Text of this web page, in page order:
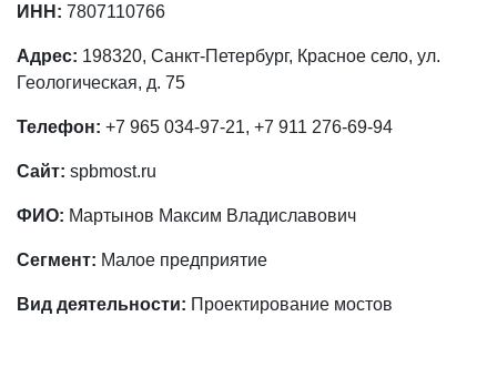
ИНН: 7807110766
Адрес: 198320, Санкт-Петербург, Красное село, ул.
Геологическая, д. 75
Телефон: +7 965 034-97-21, +7 911 276-69-94
Сайт: spbmost.ru
ФИО: Мартынов Максим Владиславович
Сегмент: Малое предприятие
Вид деятельности: Проектирование мостов